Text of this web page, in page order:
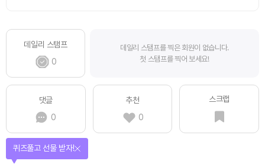
데일리 스탬프
0
데일리 스탬프를 찍은 회원이 없습니다.
첫 스탬프를 찍어 보세요!
댓글
0
추천
0
스크랩
퀴즈풀고 선물 받자!